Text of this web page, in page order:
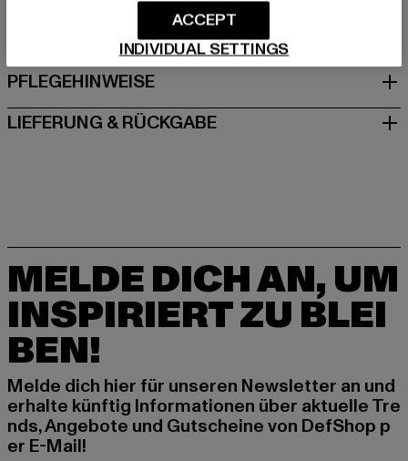
GRÖSSE & PASSFORM
PFLEGEHINWEISE
LIEFERUNG & RÜCKGABE
MELDE DICH AN, UM
INSPIRIERT ZU BLEI
BEN!
Melde dich hier für unseren Newsletter an und
erhalte künftig Informationen über aktuelle Tre
nds, Angebote und Gutscheine von DefShop p
er E-Mail!
INDIVIDUAL SETTINGS
ACCEPT